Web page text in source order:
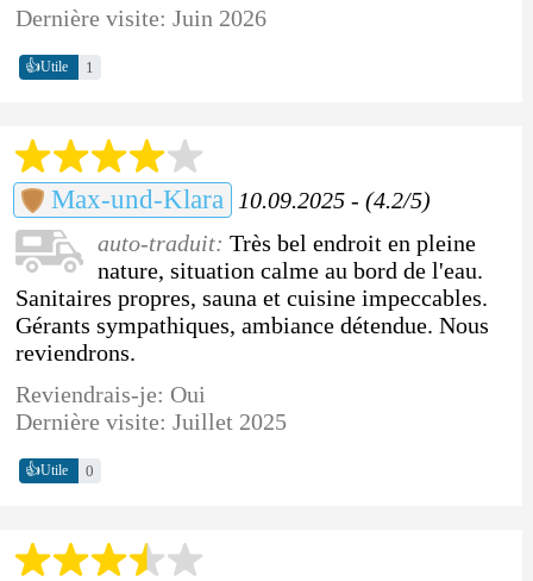
Dernière visite: Juin 2026
👍Utile 1
Max-und-Klara
10.09.2025 - (4.2/5)
auto-traduit: Très bel endroit en pleine
nature, situation calme au bord de l'eau.
Sanitaires propres, sauna et cuisine impeccables.
Gérants sympathiques, ambiance détendue. Nous
reviendrons.
Reviendrais-je: Oui
Dernière visite: Juillet 2025
👍Utile 0